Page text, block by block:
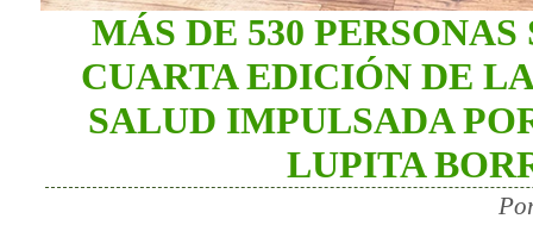
MÁS DE 530
CUARTA EDICIÓN DE
SALUD IMPULSADA
LUPITA